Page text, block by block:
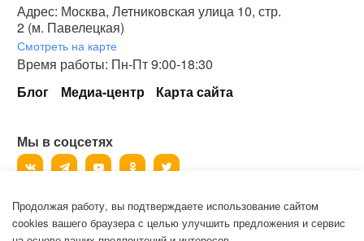
Адрес: Москва, Летниковская улица 10, стр.
2 (м. Павелецкая)
Смотреть на карте
Время работы: Пн-Пт 9:00-18:30
Блог
Медиа-центр Карта сайта
Мы в соцсетях
©2006-2026, ООО «Патентус».
Все права защищены.
Продолжая работу, вы подтверждаете использование сайтом
cookies вашего браузера с целью улучшить предложения и сервис